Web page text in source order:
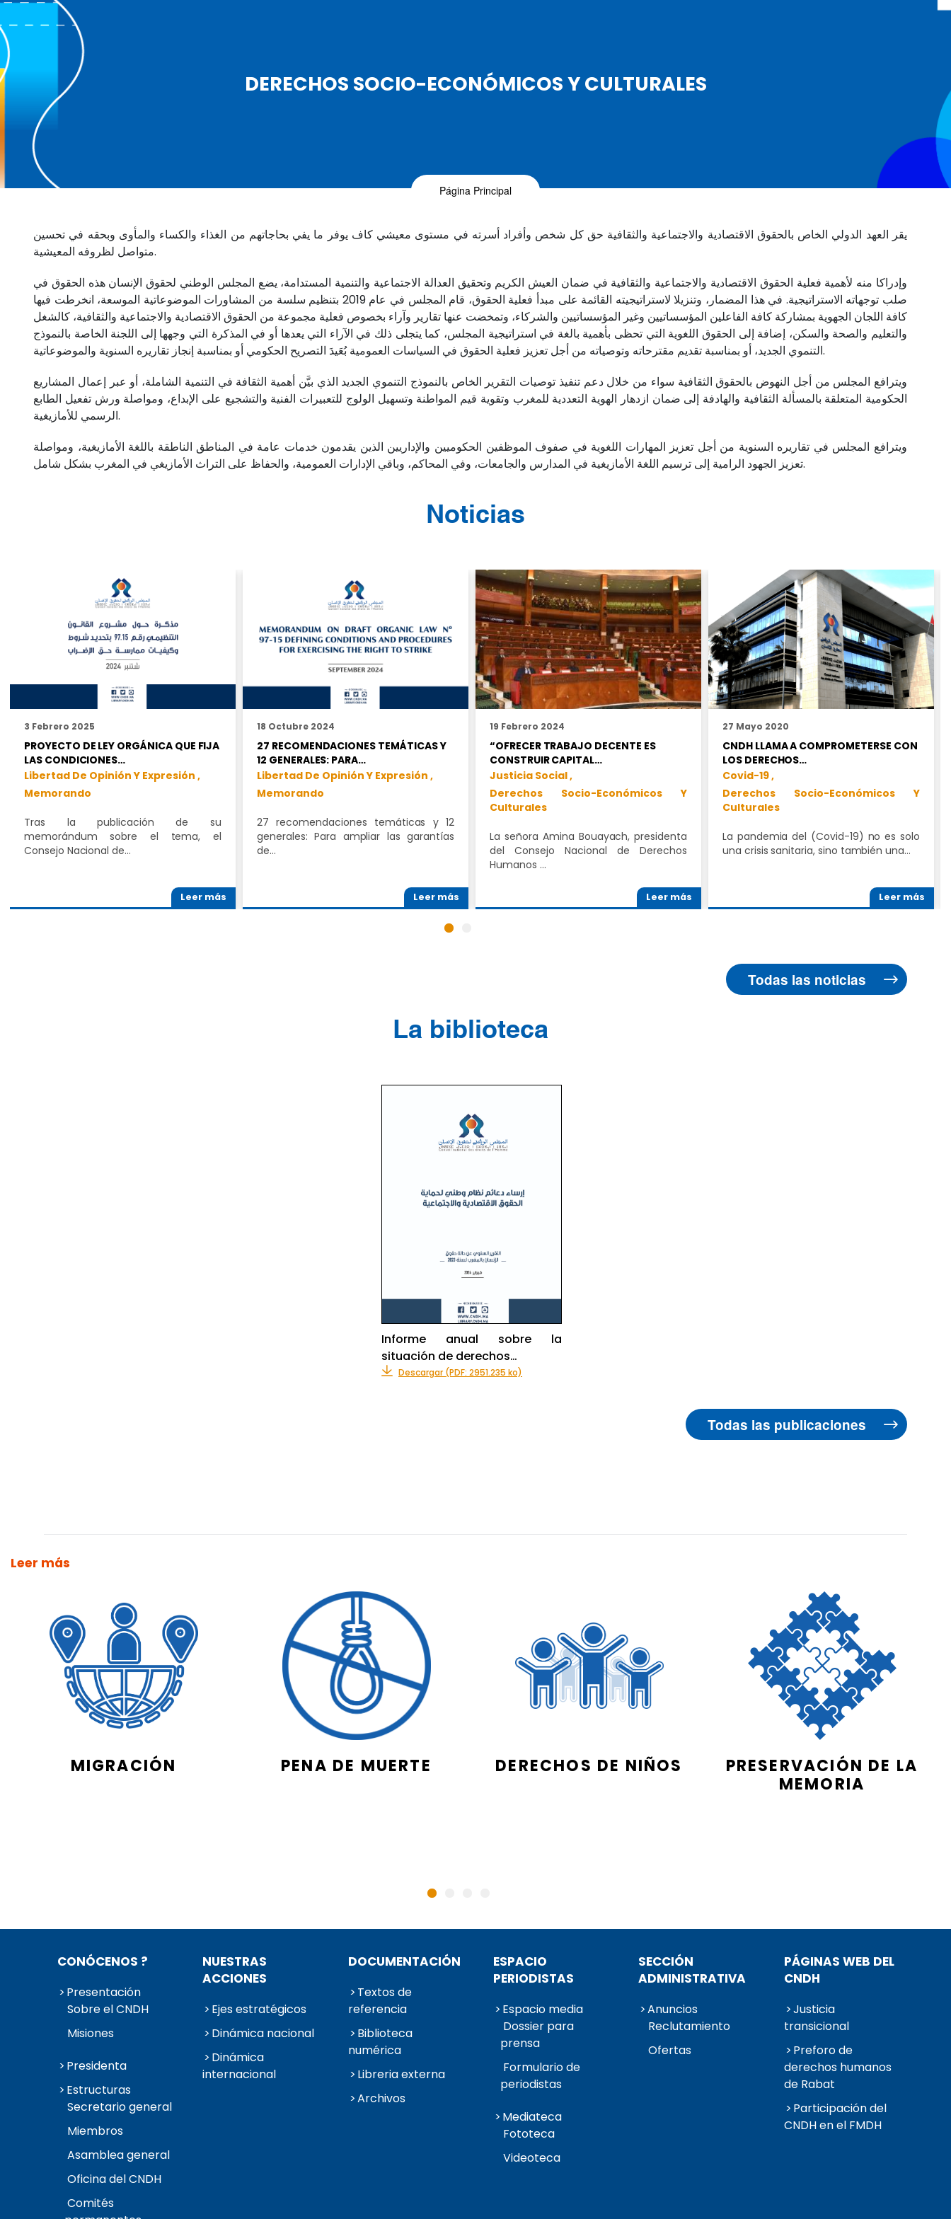
DERECHOS SOCIO-ECONÓMICOS Y CULTURALES
Página Principal
يقر العهد الدولي الخاص بالحقوق الاقتصادية والاجتماعية والثقافية حق كل شخص وأفراد أسرته في مستوى معيشي كاف يوفر ما يفي بحاجاتهم من الغذاء والكساء والمأوى وبحقه في تحسين
متواصل لظروفه المعيشية.
وإدراكا منه لأهمية فعلية الحقوق الاقتصادية والاجتماعية والثقافية في ضمان العيش الكريم وتحقيق العدالة الاجتماعية والتنمية المستدامة، يضع المجلس الوطني لحقوق الإنسان هذه الحقوق في
صلب توجهاته الاستراتيجية. في هذا المضمار، وتنزيلا لاستراتيجيته القائمة على مبدأ فعلية الحقوق، قام المجلس في عام 2019 بتنظيم سلسة من المشاورات الموضوعاتية الموسعة، انخرطت فيها
كافة اللجان الجهوية بمشاركة كافة الفاعلين المؤسساتيين وغير المؤسساتيين والشركاء، وتمخضت عنها تقارير وآراء بخصوص فعلية مجموعة من الحقوق الاقتصادية والاجتماعية والثقافية، كالشغل
والتعليم والصحة والسكن، إضافة إلى الحقوق اللغوية التي تحظى بأهمية بالغة في استراتيجية المجلس، كما يتجلى ذلك في الآراء التي يعدها أو في المذكرة التي وجهها إلى اللجنة الخاصة بالنموذج
التنموي الجديد، أو بمناسبة تقديم مقترحاته وتوصياته من أجل تعزيز فعلية الحقوق في السياسات العمومية بُعَيدَ التصريح الحكومي أو بمناسبة إنجاز تقاريره السنوية والموضوعاتية.
ويترافع المجلس من أجل النهوض بالحقوق الثقافية سواء من خلال دعم تنفيذ توصيات التقرير الخاص بالنموذج التنموي الجديد الذي بيَّن أهمية الثقافة في التنمية الشاملة، أو عبر إعمال المشاريع
الحكومية المتعلقة بالمسألة الثقافية والهادفة إلى ضمان ازدهار الهوية التعددية للمغرب وتقوية قيم المواطنة وتسهيل الولوج للتعبيرات الفنية والتشجيع على الإبداع، ومواصلة ورش تفعيل الطابع
الرسمي للأمازيغية.
ويترافع المجلس في تقاريره السنوية من أجل تعزيز المهارات اللغوية في صفوف الموظفين الحكوميين والإداريين الذين يقدمون خدمات عامة في المناطق الناطقة باللغة الأمازيغية، ومواصلة
تعزيز الجهود الرامية إلى ترسيم اللغة الأمازيغية في المدارس والجامعات، وفي المحاكم، وباقي الإدارات العمومية، والحفاظ على التراث الأمازيغي في المغرب بشكل شامل.
Noticias
3 Febrero 2025
PROYECTO DE LEY ORGÁNICA QUE FIJA
LAS CONDICIONES…
Libertad De Opinión Y Expresión ,
Memorando
Tras la publicación de su
memorándum sobre el tema, el
Consejo Nacional de…
Leer más
18 Octubre 2024
27 RECOMENDACIONES TEMÁTICAS Y
12 GENERALES: PARA…
Libertad De Opinión Y Expresión ,
Memorando
27 recomendaciones temáticas y 12
generales: Para ampliar las garantías
de…
Leer más
19 Febrero 2024
“OFRECER TRABAJO DECENTE ES
CONSTRUIR CAPITAL…
Justicia Social ,
Derechos Socio-Económicos Y
Culturales
La señora Amina Bouayach, presidenta
del Consejo Nacional de Derechos
Humanos …
Leer más
27 Mayo 2020
CNDH LLAMA A COMPROMETERSE CON
LOS DERECHOS…
Covid-19 ,
Derechos Socio-Económicos Y
Culturales
La pandemia del (Covid-19) no es solo
una crisis sanitaria, sino también una…
Leer más
Todas las noticias
La biblioteca
Informe anual sobre la
situación de derechos…
Descargar (PDF: 2951.235 ko)
Todas las publicaciones
Leer más
MIGRACIÓN PENA DE MUERTE DERECHOS DE NIÑOS
PRESERVACIÓN DE LA
MEMORIA
CONÓCENOS ?
Presentación
Sobre el CNDH
Misiones
Presidenta
Estructuras
Secretario general
Miembros
Asamblea general
Oficina del CNDH
Comités
NUESTRAS
ACCIONES
Ejes estratégicos
Dinámica nacional
Dinámica
internacional
DOCUMENTACIÓN
Textos de
referencia
Biblioteca
numérica
Libreria externa
Archivos
ESPACIO
PERIODISTAS
Espacio media
Dossier para
prensa
Formulario de
periodistas
Mediateca
Fototeca
Videoteca
SECCIÓN
ADMINISTRATIVA
Anuncios
Reclutamiento
Ofertas
PÁGINAS WEB DEL
CNDH
Justicia
transicional
Preforo de
derechos humanos
de Rabat
Participación del
CNDH en el FMDH